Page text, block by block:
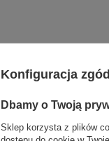
Konfiguracja zgód
Dbamy o Twoją
Sklep korzysta z plików